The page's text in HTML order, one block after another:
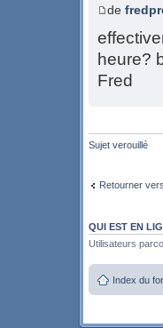
de
heure?
Fred
Sujet verouillé
Retourner
QUI EST EN
Utilisateurs
Index du